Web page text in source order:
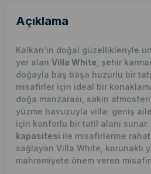
Açıklama
Kalkan’ın doğal güzellikleriyle
yer alan Villa White , şehir
doğayla baş başa huzurlu bir
misafirler için ideal bir
doğa manzarası, sakin
yüzme havuzuyla villa; geniş
için konforlu bir tatil alanı sunar.
kapasitesi ile misafirlerine
sağlayan Villa White, korunaklı
mahremiyete önem veren